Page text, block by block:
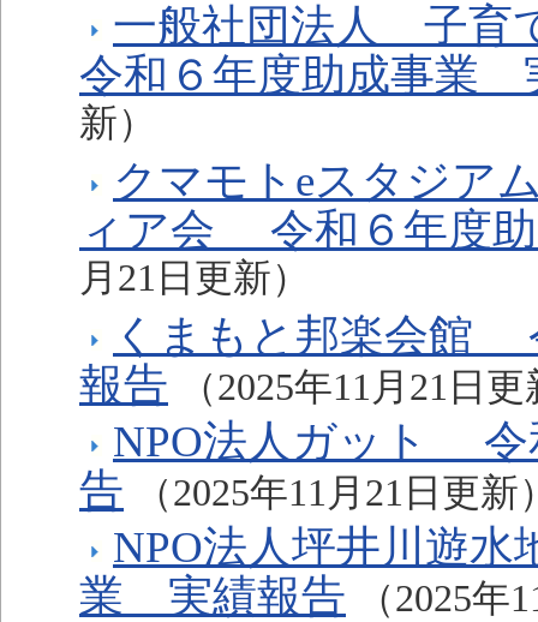
一般社団法人 子育
令和６年度助成事業
新）
クマモトeスタジア
ィア会 令和６年度
月21日更新）
くまもと邦楽会館
報告
（2025年11月21日
NPO法人ガット
告
（2025年11月21日更新
NPO法人坪井川遊
業 実績報告
（2025年